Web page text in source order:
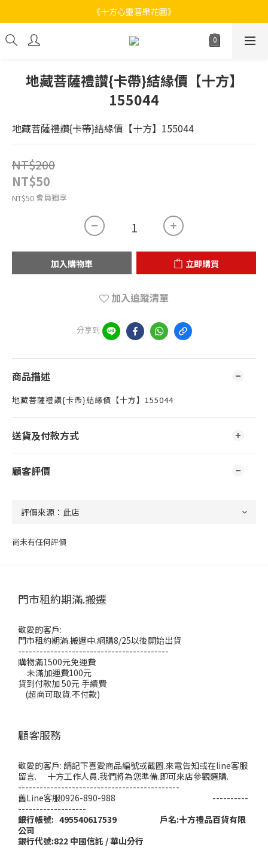
《十方心靈音樂花園》
《十方心靈音樂花園》
Welcome
地藏菩薩禮讚{卡帶}結緣價【十方】
155044
地藏菩薩禮讚{卡帶}結緣價【十方】155044
NT$200
NT$50
NT$50會員獨享
加入購物車 立即購買
加入追蹤清單
分享到
商品描述
地藏菩薩禮讚{卡帶}結緣價【十方】155044
送貨及付款方式
顧客評價
尚未有任何評價
門市租約期滿.搬遷
敬愛的客戶:
門市租約期滿.搬遷中.網購8/25以後開始出貨
------------------------------------------
購物滿1500元免運費
未滿加運費100元
貨到付款加 50元 手續費
(超商可取貨.不付款)
顧客服務
敬愛的客戶: 請記下喜愛商品編號或截圖.來電告知或在line客服
留言. 十方工作人員.我們將為您準備.即可來店參觀選購.
---------------------------------------------
舊Line客服0926-890-988 ----------
-------------------
銀行帳號: 495540617539 戶名:十方禮品百貨有限
公司
銀行代號:822 中國信託 / 華山分行